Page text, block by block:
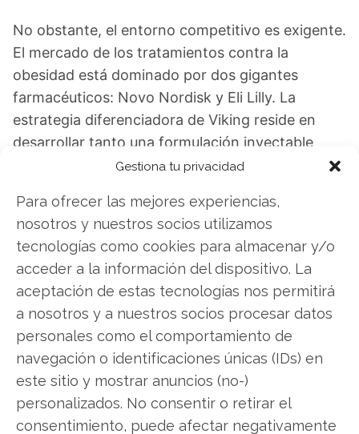
Gestiona tu privacidad
Para ofrecer las mejores experiencias,
nosotros y nuestros socios utilizamos
tecnologías como cookies para almacenar y/o
acceder a la información del dispositivo. La
aceptación de estas tecnologías nos permitirá
a nosotros y a nuestros socios procesar datos
personales como el comportamiento de
navegación o identificaciones únicas (IDs) en
este sitio y mostrar anuncios (no-)
personalizados. No consentir o retirar el
consentimiento, puede afectar negativamente
No obstante, el entorno competitivo es exigente.
El mercado de los tratamientos contra la
obesidad está dominado por dos gigantes
farmacéuticos: Novo Nordisk y Eli Lilly. La
estrategia diferenciadora de Viking reside en
desarrollar tanto una formulación inyectable
como oral basada en el mismo principio activo.
mejorar la adherencia de los pacientes, lo que
supone una ventaja potencial.
Los próximos catalizadores para la compañía
estarán determinados por los resultados de los
estudios VANQUISH y del ensayo sobre dosis de
mantenimiento. Estos datos concretarán el
posicionamiento clínico de VK2735 y definirán
con mayor claridad su potencial comercial en un
mercado en plena ebullición.